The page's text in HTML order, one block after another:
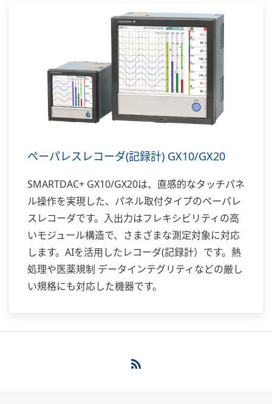
ペーパレスレコーダ(記録計) GX10/GX20
SMARTDAC+ GX10/GX20は、直感的なタッチパネ
ル操作を実現した、パネル取付タイプのペーパレ
スレコーダです。入出力はフレキシビリティの高
いモジュール構造で、さまざまな測定対象に対応
します。AIを活用したレコーダ(記録計）です。熱
処理や医薬規制 データインテグリティなどの厳し
い規格にも対応した機器です。